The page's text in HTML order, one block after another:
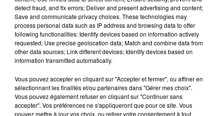
Tarif Gratuit
Notre association "The MLB Club" organise sa bourse aux
vêtements enfants et articles de puériculture (printemps/été).
Nous accueillions plus de 75 stands et proposons un coin
encombrants pour les produits volumineux tels que les
poussettes, les lits parapluies... Nous proposons également
detect fraud, and fix errors; Deliver and present advertising and content;
Save and communicate privacy choices. These technologies may
process personal data such as IP address and browsing data to offer
following functionalities: Identify devices based on information actively
requested; Use precise geolocation data; Match and combine data from
other data sources; Link different devices; Identify devices based on
information transmitted automatically.
Vous pouvez accepter en cliquant sur "Accepter et fermer", ou affiner en
sélectionnant les finalités et/ou partenaires dans "Gérer mes choix".
Vous pouvez également refuser en cliquant sur "Continuer sans
accepter". Vos préférences ne s'appliqueront que pour ce site. Vous
pouvez mettre à jour vos choix, ou retirer votre consentement à tout